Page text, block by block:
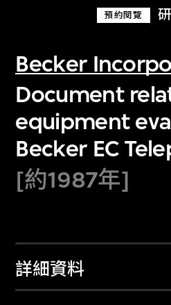
預約閱覽
Becker
Document
equipment
Becker EC
[約1987年]
詳細資料
探索世界頂級的二十